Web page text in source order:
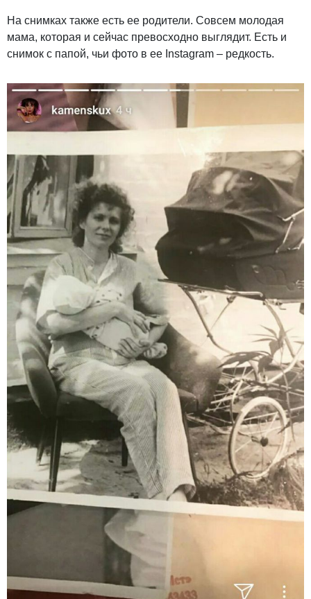
На снимках также есть ее родители. Совсем молодая
мама, которая и сейчас превосходно выглядит. Есть и
снимок с папой, чьи фото в ее Instagram – редкость.